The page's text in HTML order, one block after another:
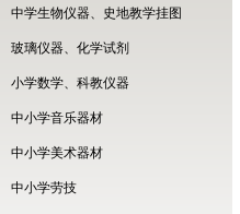
中学生物仪器、史地教学挂图
玻璃仪器、化学试剂
小学数学、科教仪器
中小学音乐器材
中小学美术器材
中小学劳技